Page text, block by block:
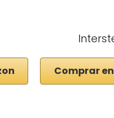
Comprar